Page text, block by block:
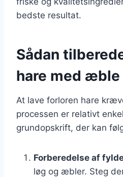
bedste resultat.
Sådan
hare med æble
At lave forloren hare
processen er relativt
grundopskrift, der kan
Forberedelse af
løg og æbler. Steg